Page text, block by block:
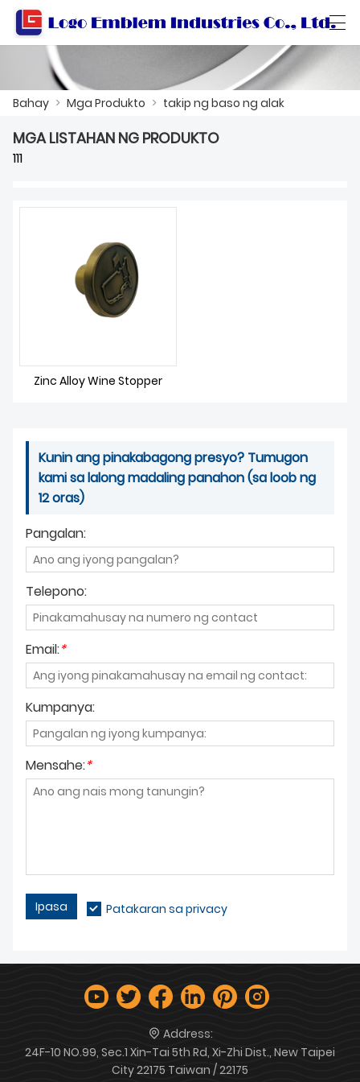
BAHAY
TUNGKOL SA ATIN
MAKIPAG-UGNAYAN SA AMIN
BALITA
العربية Български Català
Bahay > Mga Produkto > takip ng baso ng alak
MGA LISTAHAN NG PRODUKTO
111
Zinc Alloy Wine Stopper
Kunin ang pinakabagong presyo? Tumugon
kami sa lalong madaling panahon (sa loob ng
12 oras)
Pangalan:
Telepono:
Email:*
Kumpanya:
Mensahe:*
Ipasa Patakaran sa privacy
Address:
24F-10 NO.99, Sec.1 Xin-Tai 5th Rd, Xi-Zhi Dist., New Taipei
City 22175 Taiwan / 22175